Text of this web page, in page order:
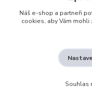
Náš e-shop a partneři
cookies, aby Vám mohli
Souhlas